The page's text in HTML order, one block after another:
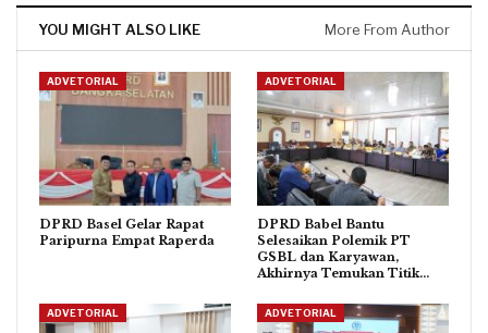
YOU MIGHT ALSO LIKE More From Author
ADVETORIAL
DPRD Basel Gelar Rapat
Paripurna Empat Raperda
ADVETORIAL
DPRD Babel Bantu
Selesaikan Polemik PT
GSBL dan Karyawan,
Akhirnya Temukan Titik…
ADVETORIAL ADVETORIAL